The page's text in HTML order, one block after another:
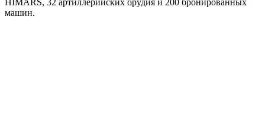
HIMARS, 32 артиллерийских орудия и 200 бронированных
машин.